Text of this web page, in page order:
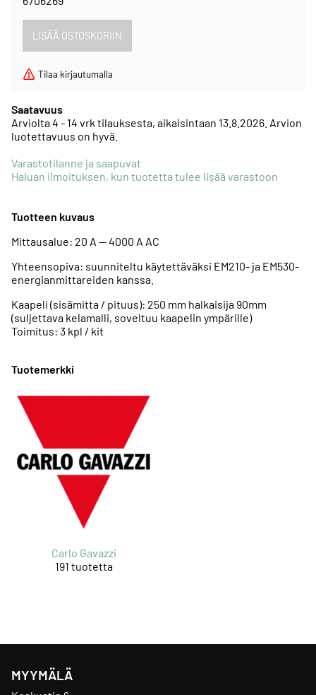
Tilaa kirjautumalla
Saatavuus
Arviolta4 - 14 vrk tilauksesta, aikaisintaan 13.8.2026. Arvion
luotettavuus on hyvä.
Varastotilanne ja saapuvat
Haluan ilmoituksen, kun tuotetta tulee lisää varastoon
Tuotteen kuvaus
Mittausalue: 20 A — 4000 A AC
Yhteensopiva: suunniteltu käytettäväksi EM210- ja EM530-
energianmittareiden kanssa.
Kaapeli (sisämitta / pituus): 250 mm halkaisija 90mm
(suljettava kelamalli, soveltuu kaapelin ympärille)
Toimitus: 3 kpl / kit
Tuotemerkki
Carlo Gavazzi
191 tuotetta
MYYMÄLÄ